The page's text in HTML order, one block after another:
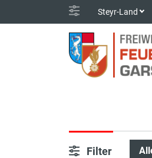
Steyr-Land
Filter